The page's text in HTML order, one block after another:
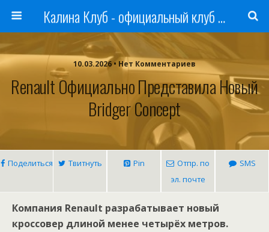
Калина Клуб - официальный клуб ЛАДА
10.03.2026 • Нет Комментариев
Renault Официально Представила Новый
Bridger Concept
Поделиться Твитнуть Pin
Отпр. по
эл. почте
SMS
Компания Renault разрабатывает новый
кроссовер длиной менее четырёх метров.